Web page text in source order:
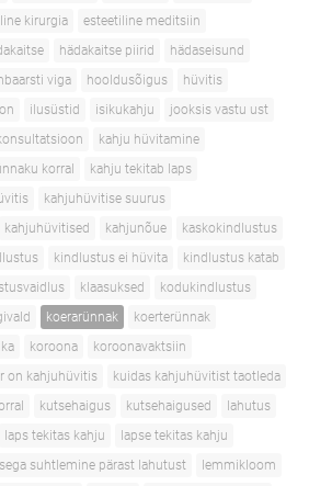
kirurgia
esteetiline meditsiin
hädakaitse piirid
hädaseisund
viga hooldusõigus
hüvitis
ilusüstid isikukahju
jooksis vastu ust
kahju hüvitamine
korral
kahju tekitab laps
kahjuhüvitise suurus
kahjuhüvitised kahjunõue
kaskokindlustus
kindlustus ei hüvita
kindlustus katab
klaasuksed
kodukindlustus
koerarünnak
koerterünnak
koroona
koroonavaktsiin
on kahjuhüvitis
kuidas kahjuhüvitist taotleda
kutsehaigus kutsehaigused
lahutus
laps tekitas kahju
lapse tekitas kahju
suhtlemine pärast lahutust
lemmikloom